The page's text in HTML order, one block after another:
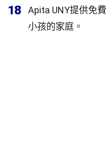
18
Apita UNY提供免
小孩的家庭。